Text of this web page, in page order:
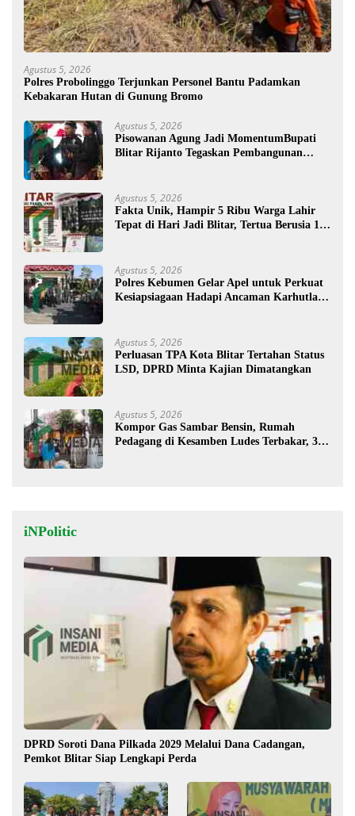
Agustus 5, 2026
Polres Probolinggo Terjunkan Personel Bantu Padamkan
Kebakaran Hutan di Gunung Bromo
Agustus 5, 2026
Pisowanan Agung Jadi MomentumBupati
Blitar Rijanto Tegaskan Pembangunan
Agustus 5, 2026
Fakta Unik, Hampir 5 Ribu Warga Lahir
Tepat di Hari Jadi Blitar, Tertua Berusia 108
Agustus 5, 2026
Polres Kebumen Gelar Apel untuk Perkuat
Kesiapsiagaan Hadapi Ancaman Karhutla di
Agustus 5, 2026
Perluasan TPA Kota Blitar Tertahan Status
LSD, DPRD Minta Kajian Dimatangkan
Agustus 5, 2026
Kompor Gas Sambar Bensin, Rumah
Pedagang di Kesamben Ludes Terbakar, 3
iNPolitic
DPRD Soroti Dana Pilkada 2029 Melalui Dana Cadangan,
Pemkot Blitar Siap Lengkapi Perda